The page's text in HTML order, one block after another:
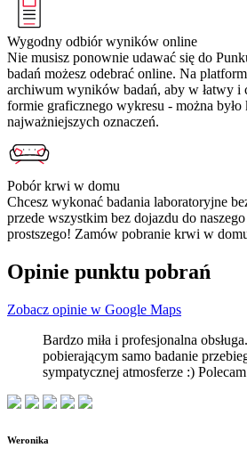
Wygodny odbiór wyników online
Nie musisz ponownie udawać się do
badań możesz odebrać online. Na
archiwum wyników badań, aby w łatwy i
formie graficznego wykresu - można
najważniejszych oznaczeń.
Pobór krwi w domu
Chcesz wykonać badania laboratoryjne
przede wszystkim bez dojazdu do
prostszego! Zamów pobranie krwi w
Opinie punktu pobrań
Zobacz opinie w Google Maps
Bardzo miła i profesjonalna
pobierającym samo badanie
sympatycznej atmosferze :)
Weronika